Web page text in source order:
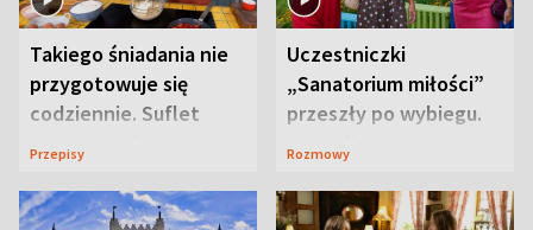
Takiego śniadania nie
przygotowuje się
codziennie. Suflet
serowy zachwyca
Przepisy
Uczestniczki
„Sanatorium miłości”
przeszły po wybiegu.
Te stylizacje
Rozmowy